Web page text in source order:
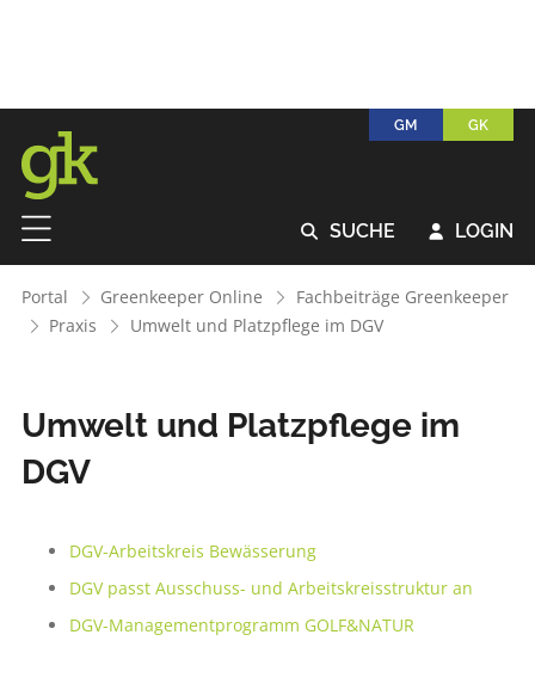
GM GK
 SUCHE  LOGIN
Portal Greenkeeper Online
Fachbeiträge Greenkeeper
Praxis
Umwelt und Platzpflege im DGV
Umwelt und Platzpflege im
DGV
DGV-Arbeitskreis ­Bewässerung
DGV passt Ausschuss- und ­Arbeitskreisstruktur an
DGV-Managementprogramm GOLF&NATUR